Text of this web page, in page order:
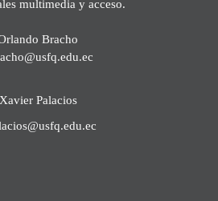
multimedia y acceso.
Bracho
Xavier Palacios